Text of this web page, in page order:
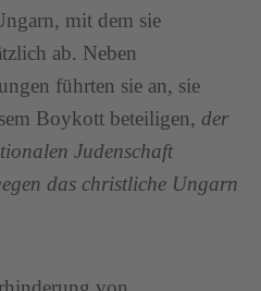
mit dem sie
ab. Neben
führten sie an, sie
Boykott beteiligen, der
Judenschaft
das christliche Ungarn